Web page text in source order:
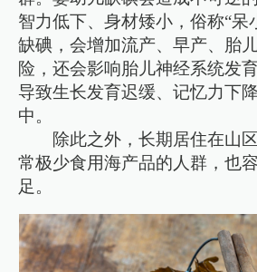
智力低下、身材矮小，俗称“呆
缺碘，会增加流产、早产、胎
险，还会影响胎儿神经系统发
导致生长发育迟缓、记忆力下
中。
除此之外，长期居住在山
常极少食用海产品的人群，也
足。